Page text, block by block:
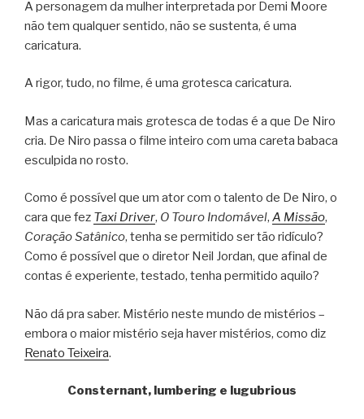
A personagem da mulher interpretada por Demi Moore
não tem qualquer sentido, não se sustenta, é uma
caricatura.
A rigor, tudo, no filme, é uma grotesca caricatura.
Mas a caricatura mais grotesca de todas é a que De Niro
cria. De Niro passa o filme inteiro com uma careta babaca
esculpida no rosto.
Como é possível que um ator com o talento de De Niro, o
cara que fez Taxi Driver, O Touro Indomável, A Missão,
Coração Satânico, tenha se permitido ser tão ridículo?
Como é possível que o diretor Neil Jordan, que afinal de
contas é experiente, testado, tenha permitido aquilo?
Não dá pra saber. Mistério neste mundo de mistérios –
embora o maior mistério seja haver mistérios, como diz
Renato Teixeira.
Consternant, lumbering e lugubrious